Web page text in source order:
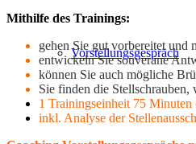
Vorstellungsgespräch
Mithilfe des Trainings:
gehen Sie gut vorbereitet und
entwickeln Sie souveräne
können Sie auch mögliche
Sie finden die
1 Trainingseinheit 75
inkl. Analyse der